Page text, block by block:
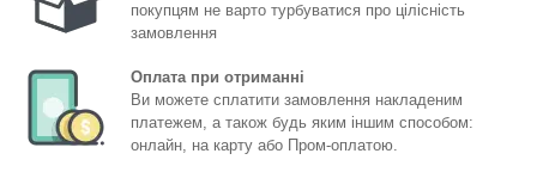
покупцям не варто турбуватися про цілісність
замовлення
Оплата при отриманні
Ви можете сплатити замовлення накладеним
платежем, а також будь яким іншим способом:
онлайн, на карту або Пром-оплатою.